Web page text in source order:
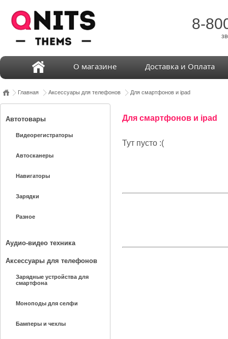
8-
О магазине Доставка и Оплата
Главная Аксессуары для телефонов Для смартфонов и ipad
Автотовары
Видеорегистраторы
Автосканеры
Навигаторы
Зарядки
Разное
Аудио-видео техника
Аксессуары для телефонов
Зарядные устройства для
смартфона
Моноподы для селфи
Бамперы и чехлы
Для смартфонов и ipad
Тут пусто :(